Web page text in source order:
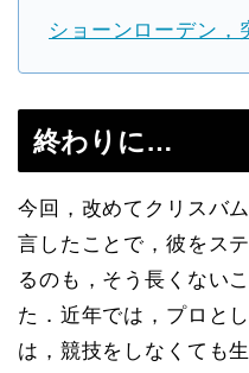
ショーンローデン，
終わりに…
今回，改めてクリスバ
言したことで，彼をス
るのも，そう長くない
た．近年では，プロと
は，競技をしなくても